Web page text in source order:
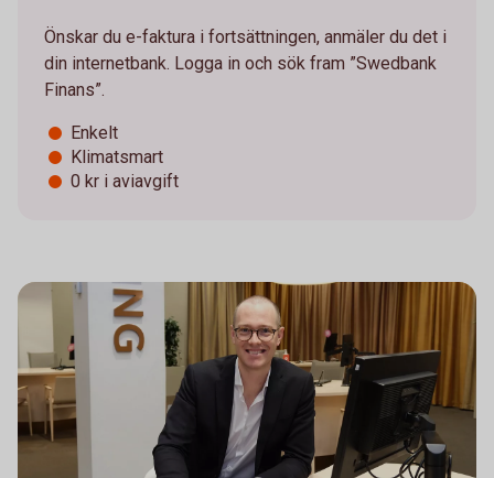
Önskar du e-faktura i fortsättningen, anmäler du det i
din internetbank. Logga in och sök fram ”Swedbank
Finans”.
Enkelt
Klimatsmart
0 kr i aviavgift